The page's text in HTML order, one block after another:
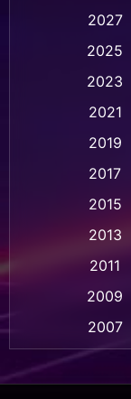
Based
2027
2025
2023
2021
2019
2017
2015
2013
2011
2009
2007
2005
2003